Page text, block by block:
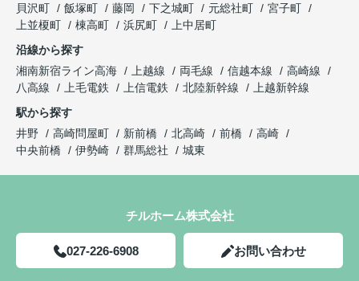
貝沢町
飯塚町 藤岡 下之城町 元総社町
宮子町
上並榎町
棟高町 浜尻町
上中居町
沿線から探す
湘南新宿ライン高海
上越線 両毛線 信越本線
高崎線
八高線
上毛電鉄 上信電鉄 北陸新幹線
上越新幹線
駅から探す
井野
高崎問屋町 新前橋 北高崎 前橋
高崎
中央前橋
伊勢崎 群馬総社 城東
チルホーム株式会社
027-226-6908 お問い合わせ